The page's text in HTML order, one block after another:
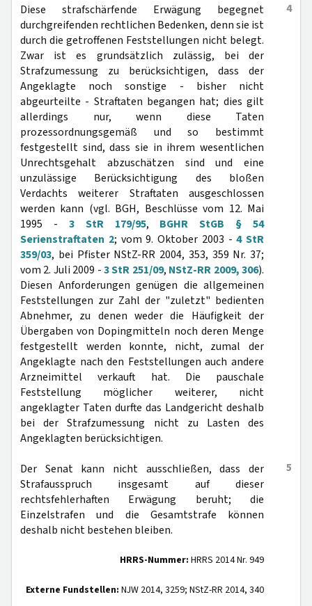
4
Diese strafschärfende Erwägung begegnet
durchgreifenden rechtlichen Bedenken, denn sie ist
durch die getroffenen Feststellungen nicht belegt.
Zwar ist es grundsätzlich zulässig, bei der
Strafzumessung zu berücksichtigen, dass der
Angeklagte noch sonstige - bisher nicht
abgeurteilte - Straftaten begangen hat; dies gilt
allerdings nur, wenn diese Taten
prozessordnungsgemäß und so bestimmt
festgestellt sind, dass sie in ihrem wesentlichen
Unrechtsgehalt abzuschätzen sind und eine
unzulässige Berücksichtigung des bloßen
Verdachts weiterer Straftaten ausgeschlossen
werden kann (vgl. BGH, Beschlüsse vom 12. Mai
1995 - 3 StR 179/95, BGHR StGB § 54
Serienstraftaten 2; vom 9. Oktober 2003 -4 StR
359/03, bei Pfister NStZ-RR 2004, 353, 359 Nr. 37;
vom 2. Juli 2009 -3 StR 251/09, NStZ-RR 2009, 306).
Diesen Anforderungen genügen die allgemeinen
Feststellungen zur Zahl der "zuletzt" bedienten
Abnehmer, zu denen weder die Häufigkeit der
Übergaben von Dopingmitteln noch deren Menge
festgestellt werden konnte, nicht, zumal der
Angeklagte nach den Feststellungen auch andere
Arzneimittel verkauft hat. Die pauschale
Feststellung möglicher weiterer, nicht
angeklagter Taten durfte das Landgericht deshalb
bei der Strafzumessung nicht zu Lasten des
Angeklagten berücksichtigen.
5
Der Senat kann nicht ausschließen, dass der
Strafausspruch insgesamt auf dieser
rechtsfehlerhaften Erwägung beruht; die
Einzelstrafen und die Gesamtstrafe können
deshalb nicht bestehen bleiben.
HRRS-Nummer: HRRS 2014 Nr. 949
Externe Fundstellen: NJW 2014, 3259; NStZ-RR 2014, 340